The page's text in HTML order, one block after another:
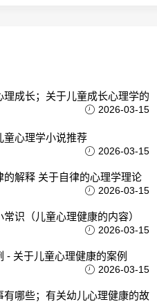
理成长；关于儿童成长心理学的
2026-03-15
童心理学小说推荐
2026-03-15
的解释 关于自律的心理学理论
2026-03-15
识（儿童心理健康的内容）
2026-03-15
- 关于儿童心理健康的案例
2026-03-15
有哪些；有关幼儿心理健康的故